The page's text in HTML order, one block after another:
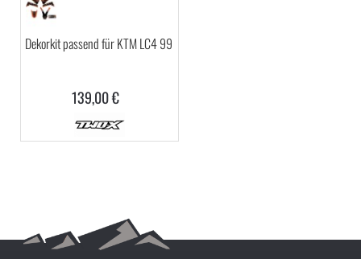
Dekorkit passend für KTM LC4 99
139,00 €